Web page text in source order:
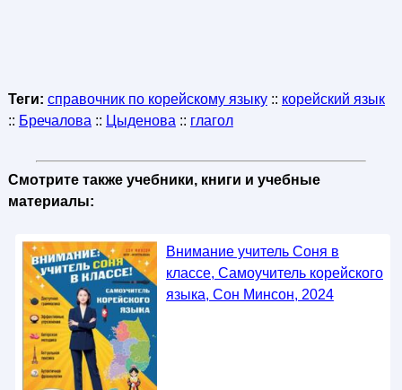
Теги: справочник по корейскому языку:: корейский язык
:: Бречалова :: Цыденова :: глагол
Смотрите также учебники, книги и учебные
материалы:
Внимание учитель Соня в
классе, Самоучитель корейского
языка, Сон Минсон, 2024